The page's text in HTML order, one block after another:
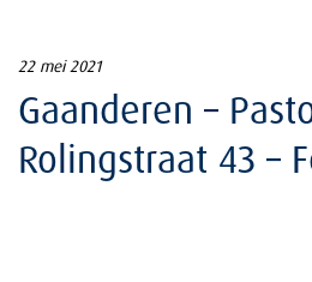
22 mei 2021
Gaanderen –
Rolingstraat 43 –